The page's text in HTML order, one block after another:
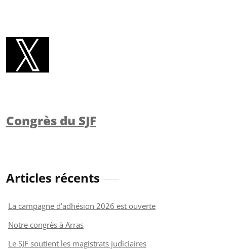
Congrès du SJF
Articles récents
La campagne d’adhésion 2026 est ouverte
Notre congrès à Arras
Le SJF soutient les magistrats judiciaires